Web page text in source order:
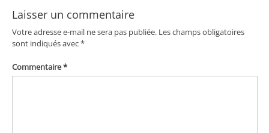
Laisser un commentaire
Votre adresse e-mail ne sera pas publiée. Les champs obligatoires
sont indiqués avec*
Commentaire*